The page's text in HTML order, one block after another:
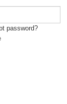
password?